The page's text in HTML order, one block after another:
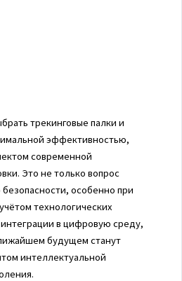
трекинговые палки и
эффективностью,
современной
Это не только вопрос
особенно при
технологических
в цифровую среду,
будущем станут
интеллектуальной